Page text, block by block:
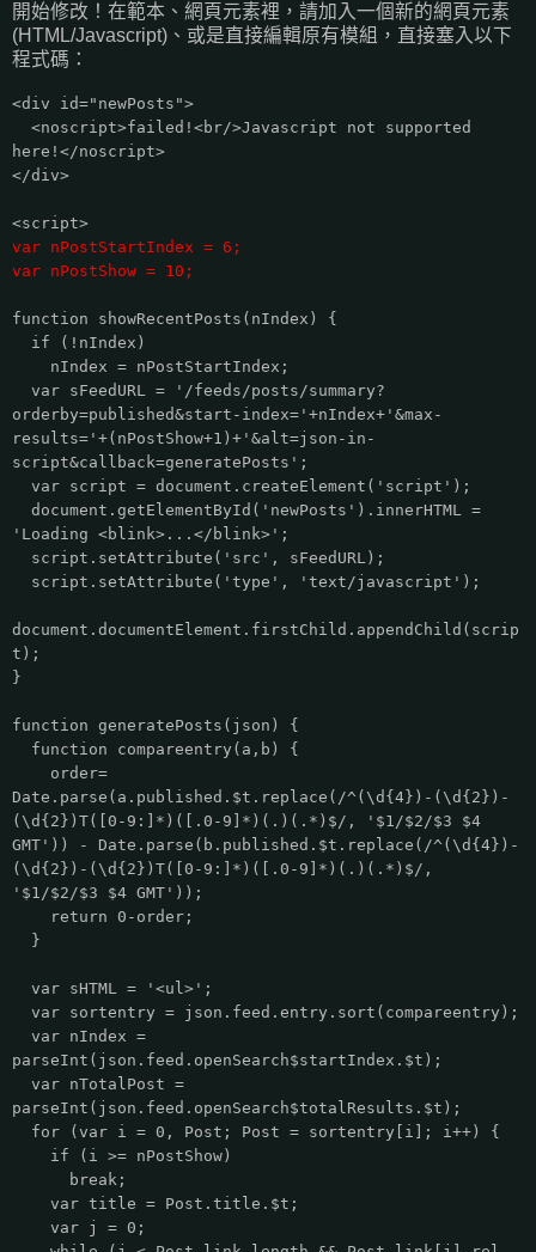
開始修改！在範本、網頁元素裡，請加入一個新的網頁元素
(HTML/Javascript)、或是直接編輯原有模組，直接塞入以下
程式碼：
<div id="newPosts">
<noscript>failed!<br/>Javascript not supported
here!</noscript>
</div>
<script>
var nPostStartIndex = 6;
var nPostShow = 10;
function showRecentPosts(nIndex) {
if (!nIndex)
nIndex = nPostStartIndex;
var sFeedURL = '/feeds/posts/summary?
orderby=published&start-index='+nIndex+'&max-
results='+(nPostShow+1)+'&alt=json-in-
script&callback=generatePosts';
var script = document.createElement('script');
document.getElementById('newPosts').innerHTML =
'Loading <blink>...</blink>';
script.setAttribute('src', sFeedURL);
script.setAttribute('type', 'text/javascript');
document.documentElement.firstChild.appendChild(scrip
t);
}
function generatePosts(json) {
function compareentry(a,b) {
order=
Date.parse(a.published.$t.replace(/^(\d{4})-(\d{2})-
(\d{2})T([0-9:]*)([.0-9]*)(.)(.*)$/, '$1/$2/$3 $4
GMT')) - Date.parse(b.published.$t.replace(/^(\d{4})-
(\d{2})-(\d{2})T([0-9:]*)([.0-9]*)(.)(.*)$/,
'$1/$2/$3 $4 GMT'));
return 0-order;
}
var sHTML = '<ul>';
var sortentry = json.feed.entry.sort(compareentry);
var nIndex =
parseInt(json.feed.openSearch$startIndex.$t);
var nTotalPost =
parseInt(json.feed.openSearch$totalResults.$t);
for (var i = 0, Post; Post = sortentry[i]; i++) {
if (i >= nPostShow)
break;
var title = Post.title.$t;
var j = 0;